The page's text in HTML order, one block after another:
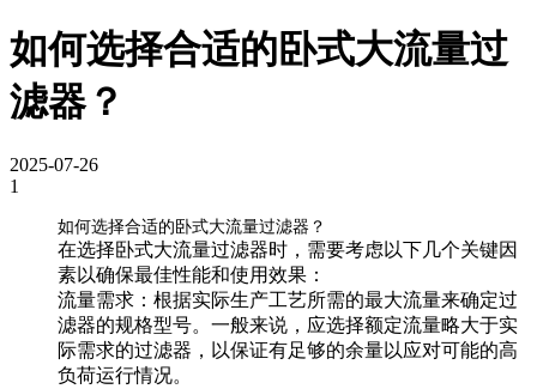
如何选择合适的卧式大流量过
滤器？
2025-07-26
1
如何选择合适的卧式大流量过滤器？
在选择卧式大流量过滤器时，需要考虑以下几个关键因
素以确保最佳性能和使用效果：
流量需求 ：根据实际生产工艺所需的最大流量来确定过
滤器的规格型号。一般来说，应选择额定流量略大于实
际需求的过滤器，以保证有足够的余量以应对可能的高
负荷运行情况。